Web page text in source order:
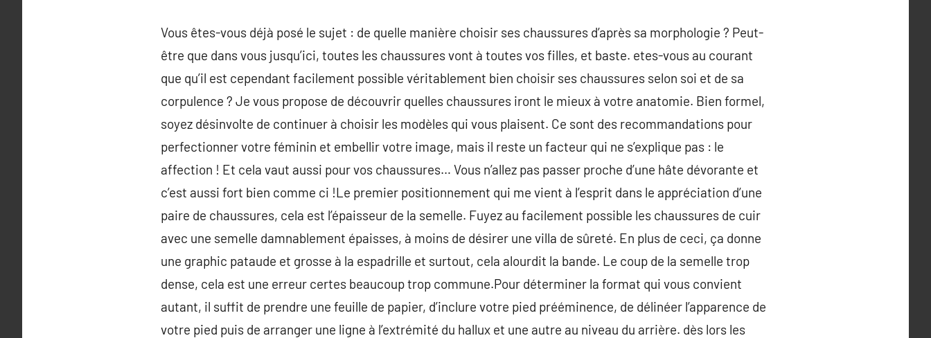
Vous êtes-vous déjà posé le sujet : de quelle manière choisir ses chaussures d’après sa morphologie ? Peut-
être que dans vous jusqu’ici, toutes les chaussures vont à toutes vos filles, et baste. etes-vous au courant
que qu’il est cependant facilement possible véritablement bien choisir ses chaussures selon soi et de sa
corpulence ? Je vous propose de découvrir quelles chaussures iront le mieux à votre anatomie. Bien formel,
soyez désinvolte de continuer à choisir les modèles qui vous plaisent. Ce sont des recommandations pour
perfectionner votre féminin et embellir votre image, mais il reste un facteur qui ne s’explique pas : le
affection ! Et cela vaut aussi pour vos chaussures… Vous n’allez pas passer proche d’une hâte dévorante et
c’est aussi fort bien comme ci !Le premier positionnement qui me vient à l’esprit dans le appréciation d’une
paire de chaussures, cela est l’épaisseur de la semelle. Fuyez au facilement possible les chaussures de cuir
avec une semelle damnablement épaisses, à moins de désirer une villa de sûreté. En plus de ceci, ça donne
une graphic pataude et grosse à la espadrille et surtout, cela alourdit la bande. Le coup de la semelle trop
dense, cela est une erreur certes beaucoup trop commune.Pour déterminer la format qui vous convient
autant, il suffit de prendre une feuille de papier, d’inclure votre pied prééminence, de délinéer l’apparence de
votre pied puis de arranger une ligne à l’extrémité du hallux et une autre au niveau du arrière. dès lors les